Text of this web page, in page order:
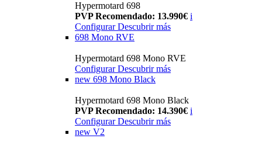
Hypermotard 698
PVP Recomendado: 13.990€ i
ConfigurarDescubrir más
698 Mono RVE
Hypermotard 698 Mono RVE
Configurar Descubrir más
new 698 Mono Black
Hypermotard 698 Mono Black
PVP Recomendado: 14.390€ i
Configurar Descubrir más
new V2